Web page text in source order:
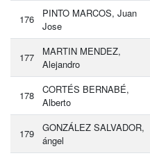
176
PINTO MARCOS, Juan
Jose
177
MARTIN MENDEZ,
Alejandro
178
CORTÉS BERNABÉ,
Alberto
179
GONZÁLEZ SALVADOR,
ángel